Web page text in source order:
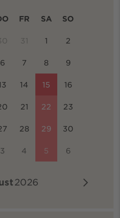
2026
FR SA SO
31 1 2
6 7 8 9
14 15 16
21 22 23
28 29 30
3 4 5 6